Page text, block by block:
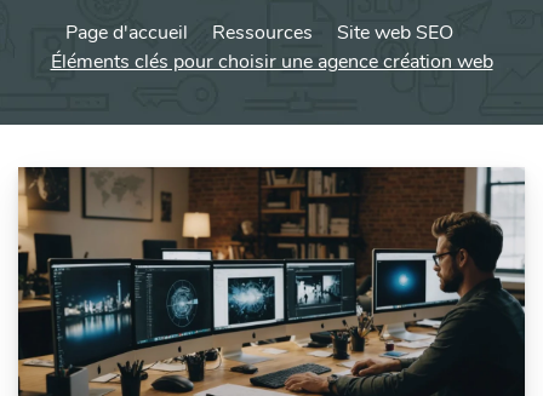
Page d'accueil Ressources
Site web SEO
Éléments clés pour choisir une agence création web